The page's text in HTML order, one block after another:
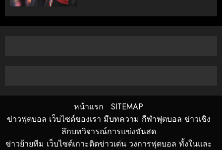
หน้าแรก
SITEMAP
ข่าวฟุตบอล เว็บไซต์ของเรา มีบทความ กีฬาฟุตบอล ข่าวเชิง
ลึกบทวิจารณ์การแข่งขันสด
ข่าวย้ายทีม เว็บไซต์เกาะติดข่าวเด่น วงการฟุตบอล ทั้งในและ